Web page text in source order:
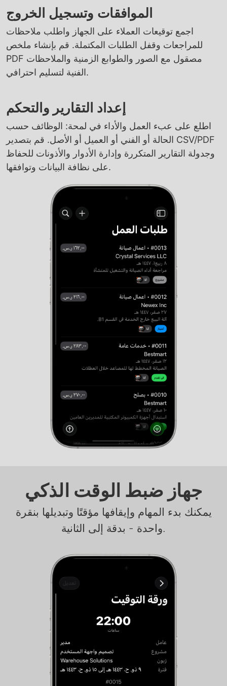
الموافقات وتسجيل الخروج
اجمع توقيعات العملاء على الجهاز واطلب ملاحظات
للمراجعات وقفل الطلبات المكتملة. قم بإنشاء ملخص
PDF مصقول مع الصور والطوابع الزمنية والملاحظات
الفنية لتسليم احترافي.
إعداد التقارير والتحكم
اطلع على عبء العمل والأداء في لمحة: الوظائف حسب
الحالة أو الفني أو العميل أو الأصل. قم بتصدير CSV/PDF
وجدولة التقارير المتكررة وإدارة الأدوار والأذونات للحفاظ
على نظافة البيانات وتوافقها.
جهاز ضبط الوقت الذكي
يمكنك بدء المهام وإيقافها مؤقتًا وتبديلها بنقرة
واحدة - بدقة إلى الثانية.